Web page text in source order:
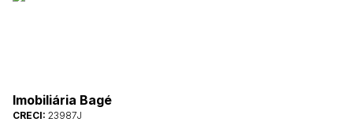
Imobiliária Bagé
CRECI: 23987J